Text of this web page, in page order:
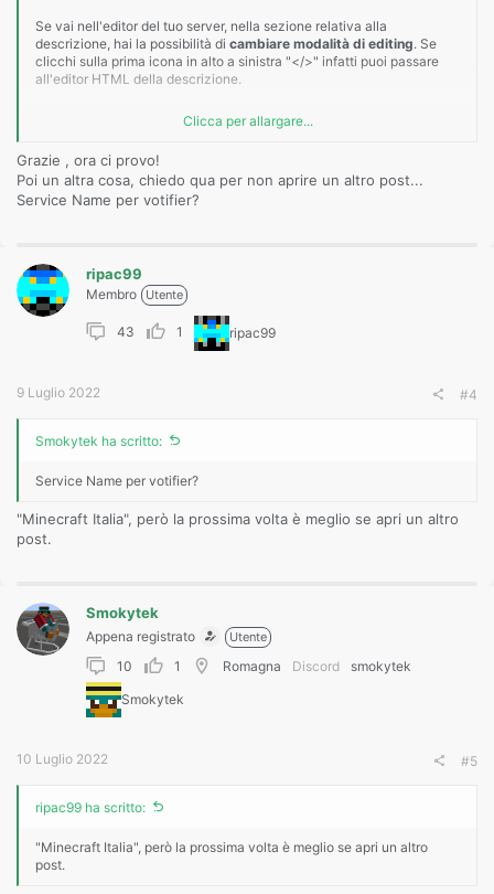
Se vai nell'editor del tuo server, nella sezione relativa alla
descrizione, hai la possibilità di cambiare modalità di editing. Se
clicchi sulla prima icona in alto a sinistra "</>" infatti puoi passare
all'editor HTML della descrizione.
Subito al primo rigo noterai questo:
<div style="color: rgba(212, 212, 212, 1);
Il background-color è quello che ti sta mettendo lo sfondo scuro.
Probabilmente è successo perché hai copiato e incollato non solo i
testi ma anche la formattazione dal luogo di origine dove hai preso la
descrizione.
Un saluto,
Clicca per allargare...
Grazie , ora ci provo!
Poi un altra cosa, chiedo qua per non aprire un altro post...
Service Name per votifier?
ripac99
Membro Utente
43 1 ripac99
9 Luglio 2022 #4
Smokytek ha scritto:
Service Name per votifier?
"Minecraft Italia", però la prossima volta è meglio se apri un altro
post.
Smokytek
Appena registrato Utente
10 1 Romagna Discord
smokytek
Smokytek
10 Luglio 2022 #5
ripac99 ha scritto:
"Minecraft Italia", però la prossima volta è meglio se apri un altro
post.